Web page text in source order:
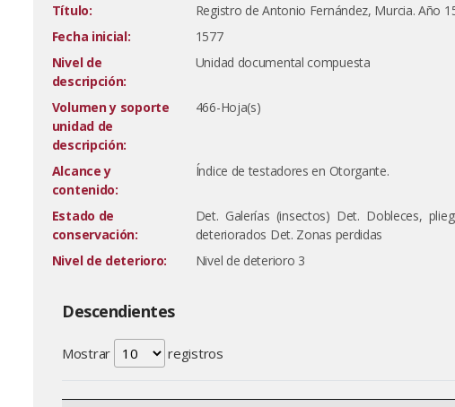
Título:
Registro de Antonio Fernández, Murcia. Año
Fecha inicial:
1577
Nivel de
descripción:
Unidad documental compuesta
Volumen y soporte
unidad de
descripción:
466-Hoja(s)
Alcance y
contenido:
Índice de testadores en Otorgante.
Estado de
conservación:
Det. Galerías (insectos) Det. Dobleces,
deteriorados Det. Zonas perdidas
Nivel de deterioro:
Nivel de deterioro 3
Descendientes
Mostrar registros